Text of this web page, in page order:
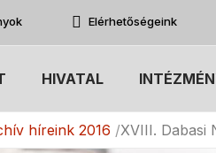
Elérhetőségeink
HIVATAL
híreink 2016 XVIII. Dabasi